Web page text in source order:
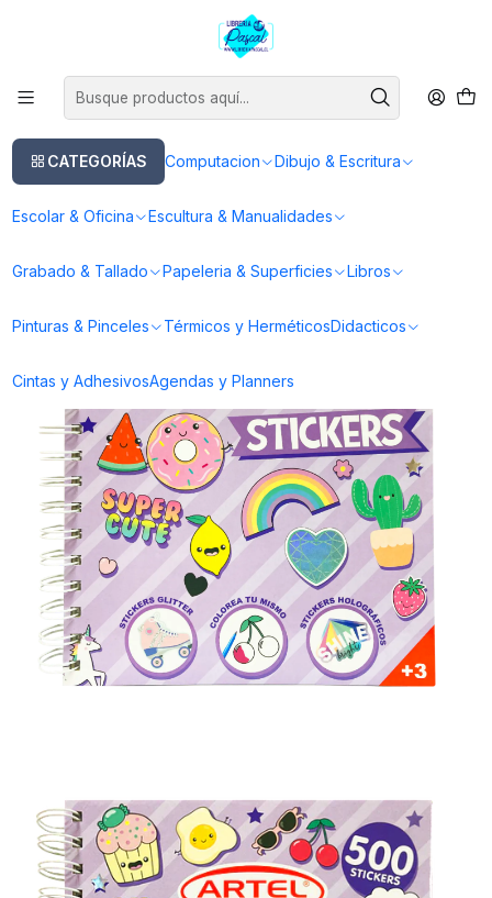
CATEGORÍAS Computacion Dibujo & Escritura
Escolar & Oficina Escultura & Manualidades
Grabado & Tallado Papeleria & Superficies Libros
Pinturas & Pinceles Térmicos y HerméticosDidacticos
Cintas y AdhesivosAgendas y Planners
Este es el texto del slide
Album 500 Stickers - Artel